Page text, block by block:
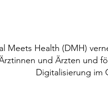
Meets Health (DMH)
und Ärzten und
Digitalisierung im